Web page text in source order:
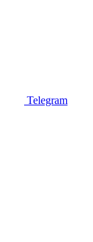
Telegram